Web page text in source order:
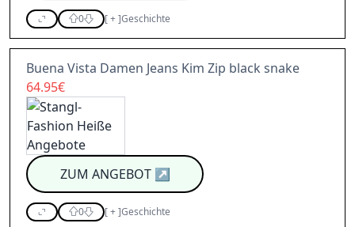
0 [+]Geschichte
Buena Vista Damen Jeans Kim Zip black snake
64.95€
ZUM ANGEBOT↗
0 [+]Geschichte